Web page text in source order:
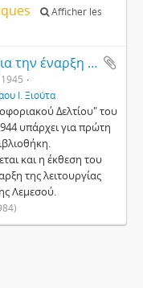
Afficher les
Εισηγητική έκθεση για την έναρξη της λειτουργίας της Δημοτικής Βιβλιοθήκης στη Λεμεσό
1945
Ι. Ξιούτα
Δελτίου" του
υπάρχει για πρώτη
και η έκθεση του
της λειτουργίας
Λεμεσού.